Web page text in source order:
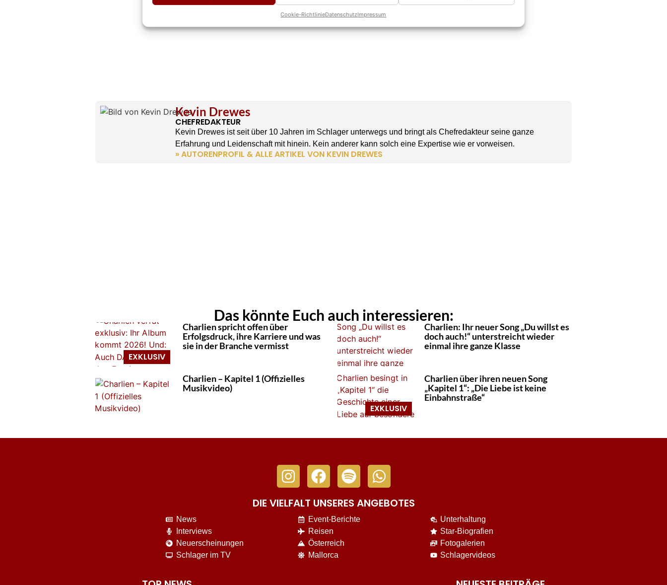
Cookie-RichtlinieDatenschutzImpressum
Kevin Drewes
CHEFREDAKTEUR
Kevin Drewes ist seit über 10 Jahren im Schlager unterwegs und bringt als Chefredakteur seine ganze
Erfahrung und Leidenschaft mit hinein. Kein anderer kann solch eine Expertise wie er vorweisen.
» AUTORENPROFIL & ALLE ARTIKEL VON KEVIN DREWES
Das könnte Euch auch interessieren:
Charlien spricht offen über
Erfolgsdruck, ihre Karriere und was
sie in der Branche vermisst
Charlien: Ihr neuer Song „Du willst es
doch auch!“ unterstreicht wieder
einmal ihre ganze Klasse
Charlien – Kapitel 1 (Offizielles
Musikvideo)
Charlien über ihren neuen Song
„Kapitel 1“: „Die Liebe ist keine
Einbahnstraße“
DIE VIELFALT UNSERES ANGEBOTES
News
Interviews
Neuerscheinungen
Schlager im TV
Event-Berichte
Reisen
Österreich
Mallorca
Unterhaltung
Star-Biografien
Fotogalerien
Schlagervideos